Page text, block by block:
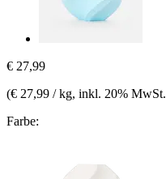
€ 27,99
(€ 27,99 / kg, inkl. 20% MwSt.
Farbe: